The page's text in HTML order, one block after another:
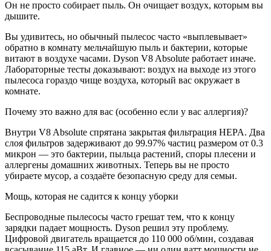
Он не просто собирает пыль. Он очищает воздух, которым вы
дышите.
Вы удивитесь, но обычный пылесос часто «выплевывает»
обратно в комнату мельчайшую пыль и бактерии, которые
витают в воздухе часами. Dyson V8 Absolute работает иначе.
Лабораторные тесты доказывают: воздух на выходе из этого
пылесоса гораздо чище воздуха, который вас окружает в
комнате.
Почему это важно для вас (особенно если у вас аллергия)?
Внутри V8 Absolute спрятана закрытая фильтрация HEPA. Два
слоя фильтров задерживают до 99.97% частиц размером от 0.3
микрон — это бактерии, пыльца растений, споры плесени и
аллергены домашних животных. Теперь вы не просто
убираете мусор, а создаёте безопасную среду для семьи.
Мощь, которая не садится к концу уборки
Беспроводные пылесосы часто грешат тем, что к концу
зарядки падает мощность. Dyson решил эту проблему.
Цифровой двигатель вращается до 110 000 об/мин, создавая